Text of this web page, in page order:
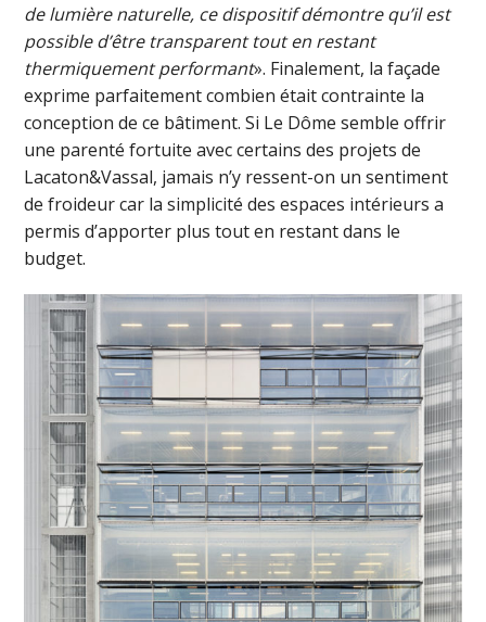
de lumière naturelle, ce dispositif démontre qu’il est
possible d’être transparent tout en restant
thermiquement performant». Finalement, la façade
exprime parfaitement combien était contrainte la
conception de ce bâtiment. Si Le Dôme semble offrir
une parenté fortuite avec certains des projets de
Lacaton&Vassal, jamais n’y ressent-on un sentiment
de froideur car la simplicité des espaces intérieurs a
permis d’apporter plus tout en restant dans le
budget.